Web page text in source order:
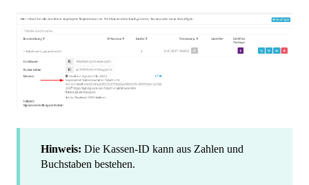
Hinweis: Die Kassen-ID kann aus Zahlen und
Buchstaben bestehen.